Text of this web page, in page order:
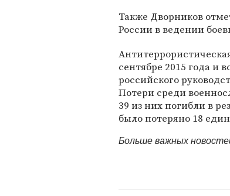
Также Дворников
России в ведении
сентябре 2015 года и
российского
Потери среди
39 из них погибли в
было потеряно 18
Больше важных